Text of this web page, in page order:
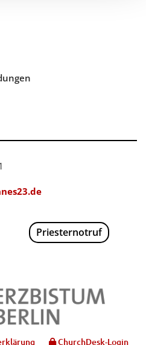
Priesternotruf
ChurchDesk-Login